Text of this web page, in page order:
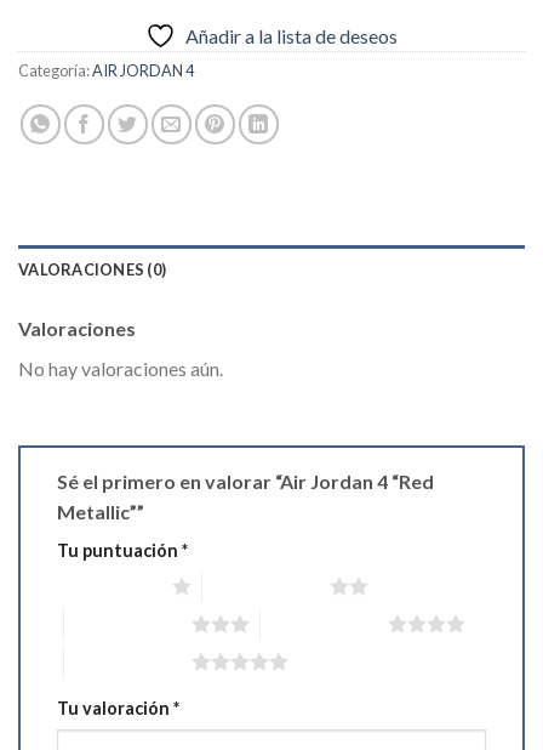
Añadir a la lista de deseos
Categoría:AIR JORDAN 4
VALORACIONES (0)
Valoraciones
No hay valoraciones aún.
Sé el primero en valorar “Air Jordan 4 “Red
Metallic””
Tu puntuación *
Tu valoración *